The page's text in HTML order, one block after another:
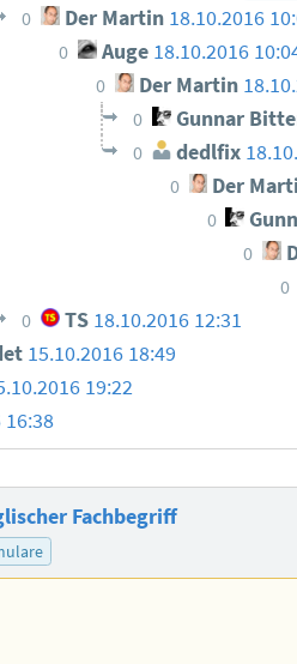
0 Der Martin 18.10.2016
0 Auge 18.10.2016
0 Der Martin
0 Gunnar
0 dedlfix
0 Der
0
0
0
0 TS 18.10.2016 12:31
15.10.2016 18:49
19:22
16:38
Fachbegriff